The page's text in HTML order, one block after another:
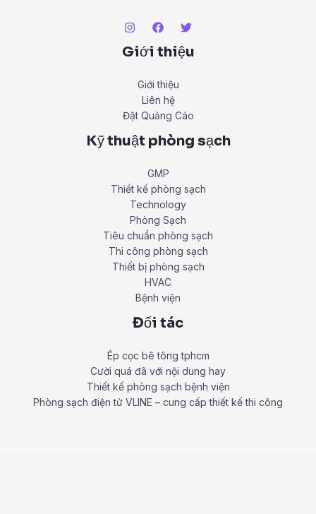
Giới thiệu
Giới thiệu
Liên hệ
Đặt Quảng Cáo
Kỹ thuật phòng sạch
GMP
Thiết kế phòng sạch
Technology
Phòng Sạch
Tiêu chuẩn phòng sạch
Thi công phòng sạch
Thiết bị phòng sạch
HVAC
Bệnh viện
Đối tác
Ép cọc bê tông tphcm
Cười quá đã với nội dung hay
Thiết kế phòng sạch bệnh viện
Phòng sạch điện tử VLINE – cung cấp thiết kế thi công